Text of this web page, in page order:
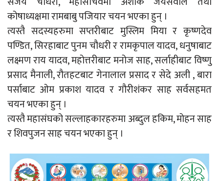
कोषाध्यक्षमा रामबाबु पजियार चयन भएका हुन् ।
त्यस्तै सदस्यहरुमा सप्तरीबाट मुस्लिम मिया र कृष्णदेव
पण्डित, सिरहाबाट पुनम चौधरी र रामकृपाल यादव, धनुषाबाट
लक्ष्मण राय यादव, महोत्तरीबाट मनोज साह, सर्लाहीबाट विष्णु
प्रसाद मैनाली, रौतहटबाट गेनालाल प्रसाद र सेदे अली , बारा
पर्साबाट ओम प्रकाश यादव र गौरीशंकर साह सर्वसहमत
चयन भएका हुन् ।
त्यस्तै महासंघको सल्लाहकारहरुमा अब्दुल हकिम, मोहन साह
र शिवपुजन साह चयन भएका हुन् ।